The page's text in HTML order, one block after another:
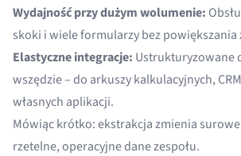
Wydajność przy dużym wolumenie:
skoki i wiele formularzy bez powiększania
Elastyczne integracje: Ustrukturyzowane
wszędzie – do arkuszy kalkulacyjnych,
własnych aplikacji.
Mówiąc krótko: ekstrakcja zmienia surowe
rzetelne, operacyjne dane zespołu.